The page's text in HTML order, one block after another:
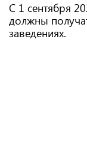
С 1 сентября
должны
заведениях.